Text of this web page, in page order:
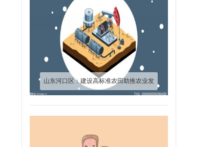
山东河口区：建设高标准农田助推农业发